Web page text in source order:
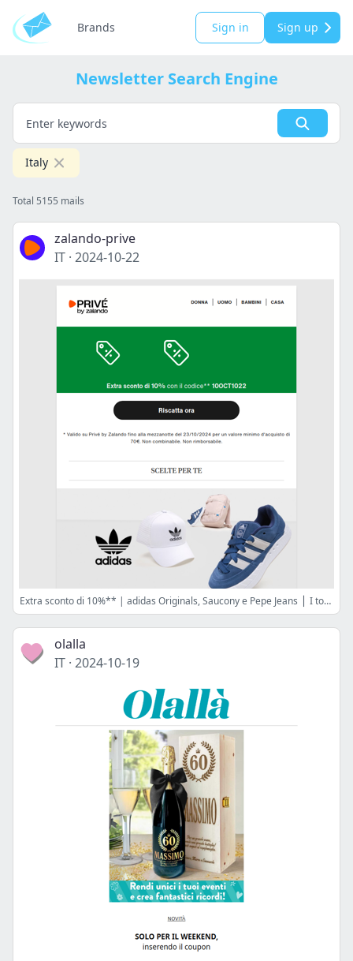
Brands Sign in Sign up
Newsletter Search Engine
Italy
Total 5155 mails
zalando-prive
IT · 2024-10-22
Extra sconto di 10%** | adidas Originals, Saucony e Pepe Jeans ⎪ I top 3 di oggi
olalla
IT · 2024-10-19